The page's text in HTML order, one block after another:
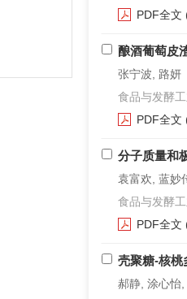
PDF全文
酿酒葡萄皮
张宁波, 路妍
食品与发酵
PDF全文
分子质量和
袁富欢, 蓝妙
食品与发酵
PDF全文
壳聚糖-核桃
郝静, 涂心怡